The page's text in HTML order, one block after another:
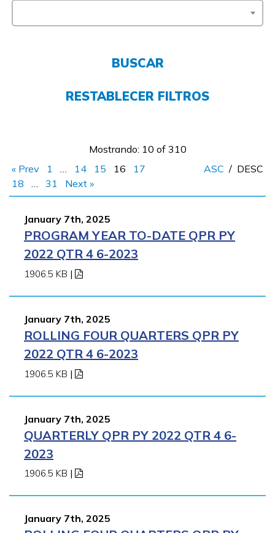
CONECTARSE
COMIENZA YA
BUSCAR
RESTABLECER FILTROS
Mostrando: 10 of 310
« Prev
1 … 14 15 16
17
18
… 31 Next »
ASC / DESC
January 7th, 2025
PROGRAM YEAR TO-DATE QPR PY
2022 QTR 4 6-2023
1906.5 KB |
January 7th, 2025
ROLLING FOUR QUARTERS QPR PY
2022 QTR 4 6-2023
1906.5 KB |
January 7th, 2025
QUARTERLY QPR PY 2022 QTR 4 6-
2023
1906.5 KB |
January 7th, 2025